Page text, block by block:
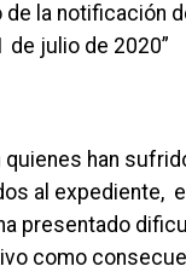
la notificación
julio de 2020”
han
al expediente,
presentado
como